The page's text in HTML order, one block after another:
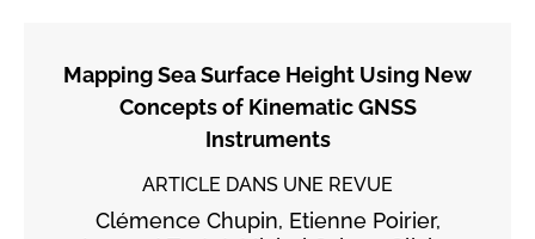
Mapping Sea Surface Height Using New
Concepts of Kinematic GNSS
Instruments
ARTICLE DANS UNE REVUE
Clémence Chupin, Etienne Poirier,